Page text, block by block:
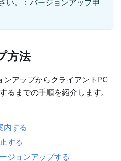
い。： バージョンアップ申
方法
アップからクライアントPC
るまでの手順を紹介します。
内する
する
ジョンアップする